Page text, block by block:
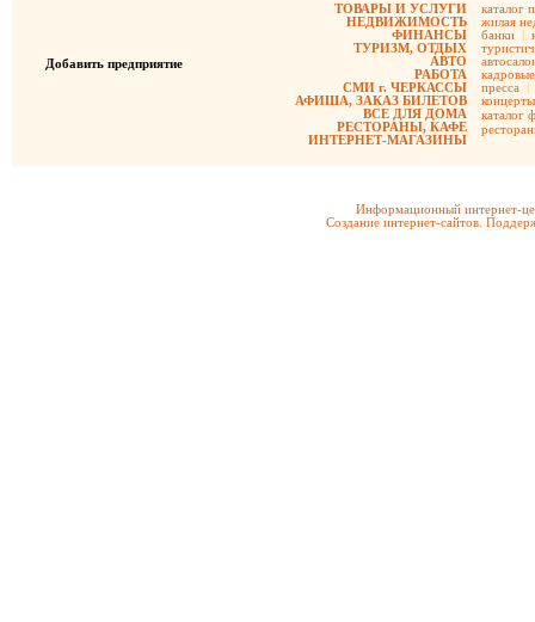
Добавить предприятие
ТОВАРЫ И УСЛУГИ
НЕДВИЖИМОСТЬ
ФИНАНСЫ
ТУРИЗМ, ОТДЫХ
АВТО
РАБОТА
СМИ г. ЧЕРКАССЫ
АФИША, ЗАКАЗ БИЛЕТОВ
ВСЕ ДЛЯ ДОМА
РЕСТОРАНЫ, КАФЕ
ИНТЕРНЕТ-МАГАЗИНЫ
каталог
жилая
банки |
пресса |
концерты
каталог
Информационный интернет-
Создание интернет-сайтов.